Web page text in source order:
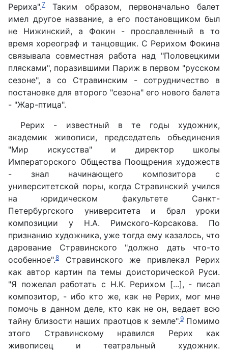
Рериха".7
Таким образом, первоначально балет
имел другое название, а его постановщиком был
не Нижинский, а Фокин - прославленный в то
время хореограф и танцовщик. С Рерихом Фокина
связывала совместная работа над "Половецкими
плясками", поразившими Париж в первом "русском
сезоне", а со Стравинским - сотрудничество в
постановке для второго "сезона" его нового балета
- "Жар-птица".
Рерих - известный в те годы художник,
академик живописи, председатель объединения
"Мир искусства" и директор школы
Императорского Общества Поощрения художеств
- знал начинающего композитора с
университетской поры, когда Стравинский учился
на юридическом факультете Санкт-
Петербургского университета и брал уроки
композиции у H.A. Римского-Корсакова. По
признанию художника, уже тогда ему казалось, что
дарование Стравинского "должно дать что-то
особенное".8
Стравинского же привлекал Рерих
как автор картин па темы доисторической Руси.
"Я пожелал работать с Н.К. Рерихом [...], - писал
композитор, - ибо кто же, как не Рерих, мог мне
помочь в данном деле, кто как не он, ведает всю
тайну близости наших праотцов к земле".9Помимо
этого Стравинскому нравился Рерих как
живописец и театральный художник.